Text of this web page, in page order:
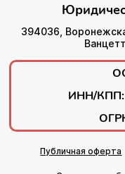
394036,
ИНН/КПП:
Публичная оферта